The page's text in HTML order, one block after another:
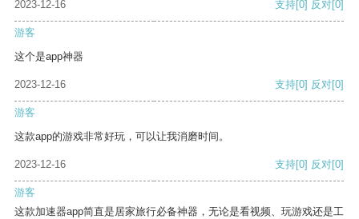
2023-12-16 支持[0] 反对[0]
游客
这个是app神器
2023-12-16 支持[0] 反对[0]
游客
这款app的游戏非常好玩，可以让我消磨时间。
2023-12-16 支持[0] 反对[0]
游客
这款加速器app简直是居家旅行必备神器，无论是看视频、玩游戏还是工